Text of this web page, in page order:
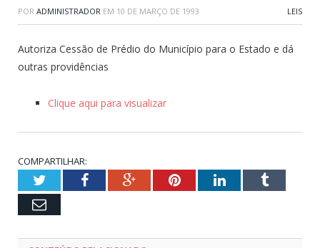
POR ADMINISTRADOR EM 10 DE MARÇO DE 1993 LEIS
Autoriza Cessão de Prédio do Município para o Estado e dá
outras providências
Clique aqui para visualizar
COMPARTILHAR:
TwitterFacebookGoogle+PinterestLinkedInTumblr
Email